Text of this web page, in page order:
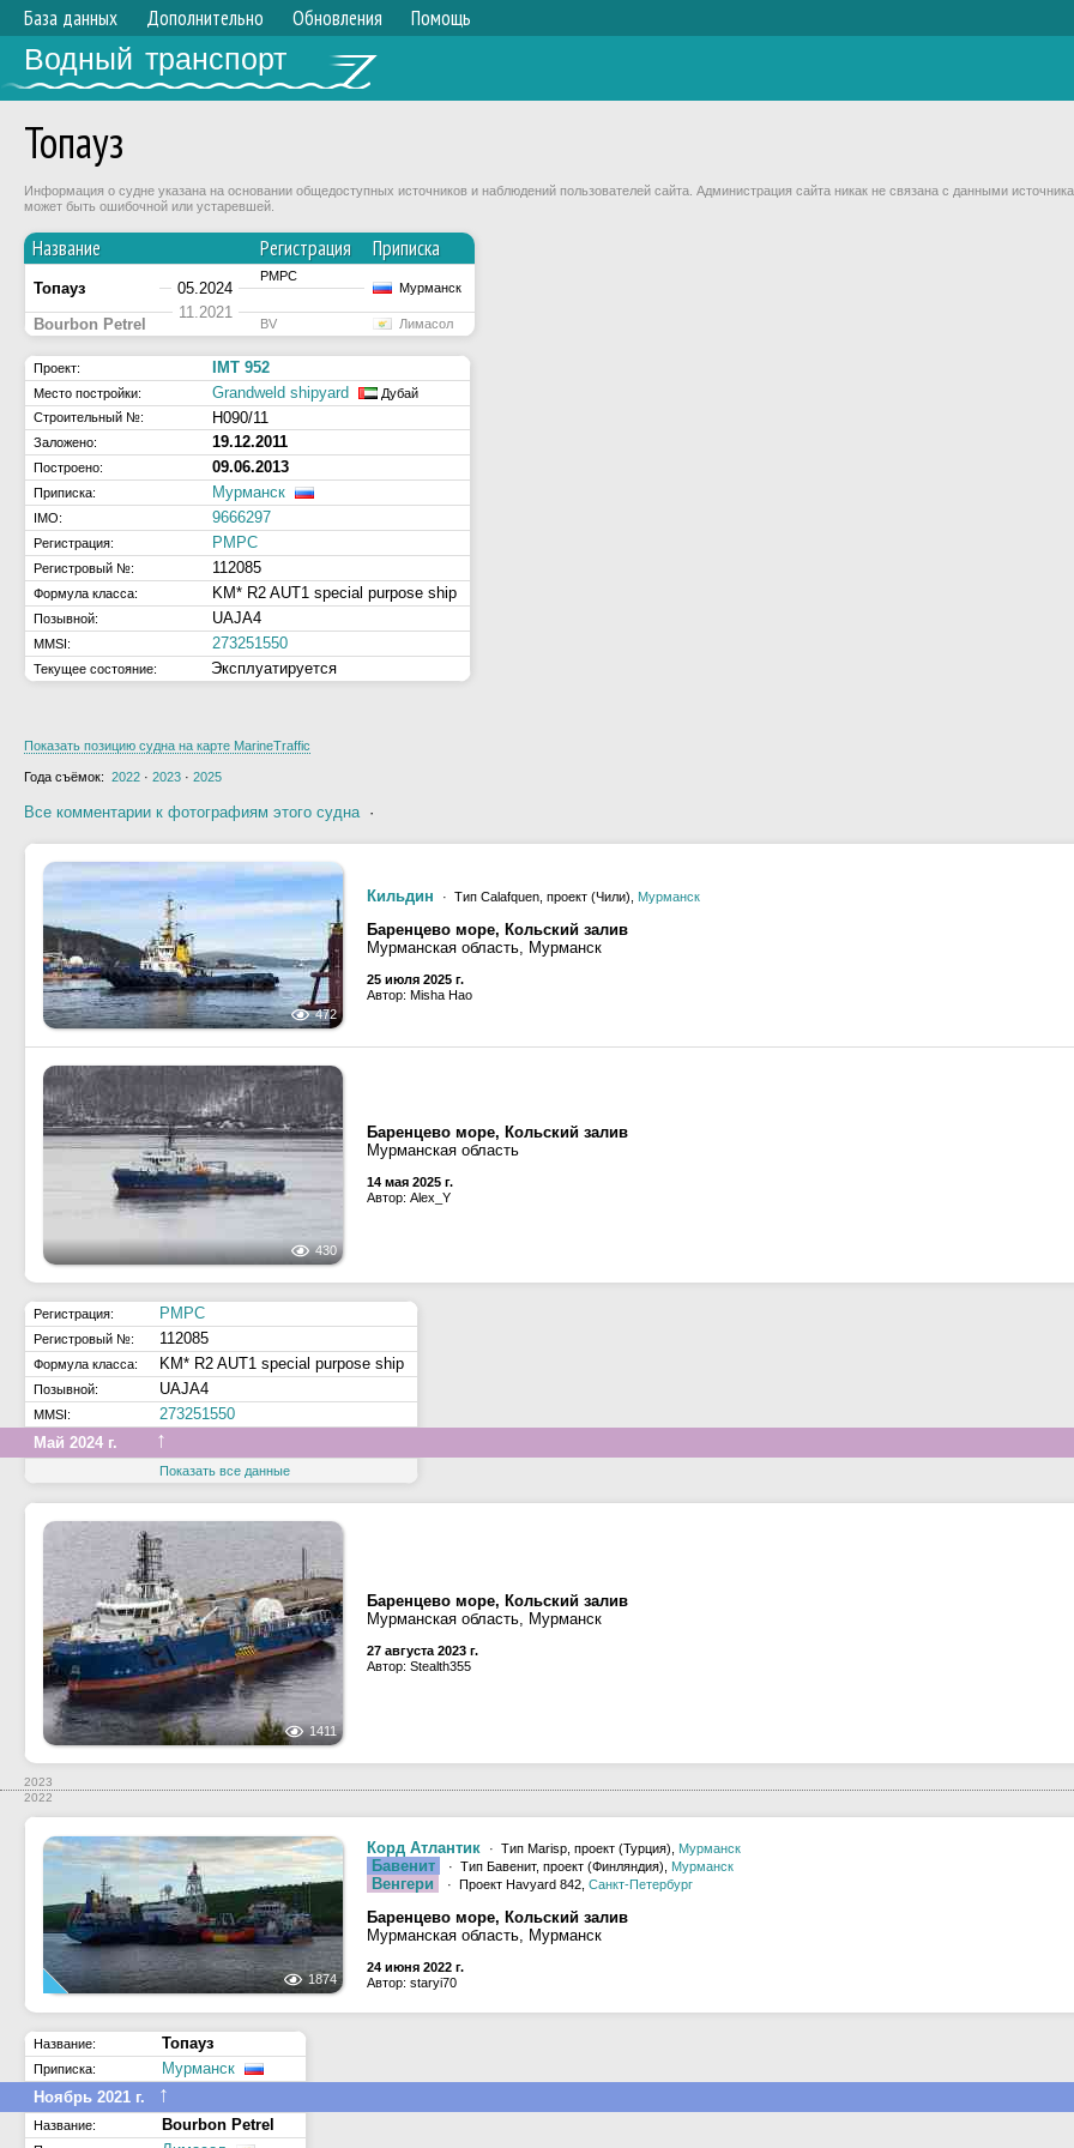
База данных Дополнительно Обновления Помощь
Водный транспорт
Топауз
Информация о судне указана на основании общедоступных источников и наблюдений пользователей сайта. Администрация сайта никак не связана с данными
может быть ошибочной или устаревшей.
Название Регистрация Приписка
Топауз 05.2024
РМРС
Мурманск
11.2021
Bourbon Petrel BV Лимасол
Проект: IMT 952
Место постройки: Grandweld shipyard
Дубай
Строительный №:
H090/11
Заложено: 19.12.2011
Построено: 09.06.2013
Приписка: Мурманск
IMO: 9666297
Регистрация: РМРС
Регистровый №: 112085
Формула класса: KM* R2 AUT1 special purpose ship
Позывной: UAJA4
MMSI: 273251550
Текущее состояние: Эксплуатируется
Показать позицию судна на карте MarineTraffic
Года съёмок: 2022 · 2023 · 2025
Все комментарии к фотографиям этого судна·
472
Кильдин · Тип Calafquen, проект (Чили), Мурманск
Баренцево море, Кольский залив
Мурманская область, Мурманск
25 июля 2025 г.
Автор: Misha Hao
430
Баренцево море, Кольский залив
Мурманская область
14 мая 2025 г.
Автор: Alex_Y
Регистрация: РМРС
Регистровый №: 112085
Формула класса: KM* R2 AUT1 special purpose ship
Позывной: UAJA4
MMSI:
273251550
Май 2024 г. ↑
Показать все данные
1411
Баренцево море, Кольский залив
Мурманская область, Мурманск
27 августа 2023 г.
Автор: Stealth355
2023
2022
1874
Корд Атлантик · Тип Marisp, проект (Турция), Мурманск
Бавенит · Тип Бавенит, проект (Финляндия), Мурманск
Венгери · Проект Havyard 842, Санкт-Петербург
Баренцево море, Кольский залив
Мурманская область, Мурманск
24 июня 2022 г.
Автор: staryi70
Название: Топауз
Приписка:
Мурманск
Ноябрь 2021 г. ↑
Название: Bourbon Petrel